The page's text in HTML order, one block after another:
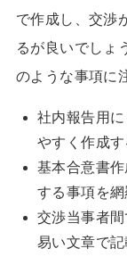
で作成し、交渉
るが良いでしょ
のような事項に
社内報告用
やすく作成す
基本合意書
する事項を網
交渉当事者
易い文章で記